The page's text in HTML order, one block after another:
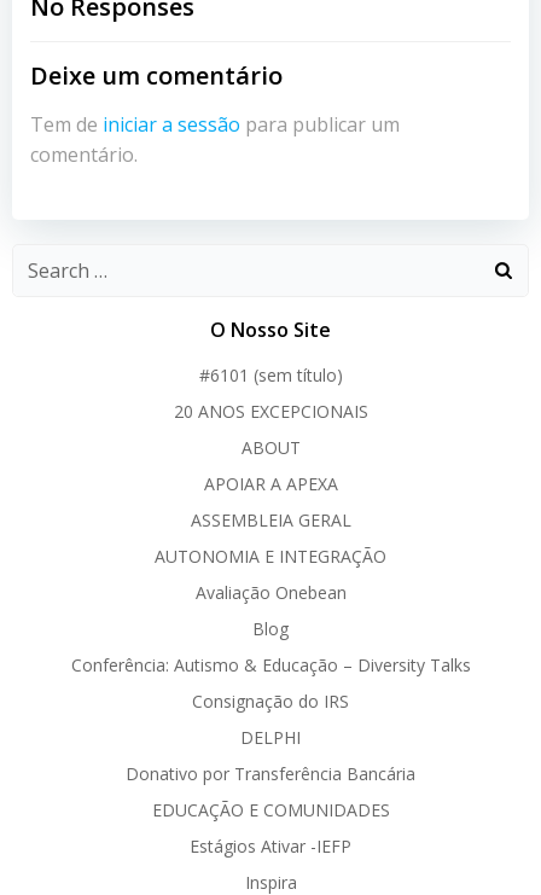
navigation
No Responses
Deixe um comentário
Tem de iniciar a sessão para publicar um
comentário.
O Nosso Site
#6101 (sem título)
20 ANOS EXCEPCIONAIS
ABOUT
APOIAR A APEXA
ASSEMBLEIA GERAL
AUTONOMIA E INTEGRAÇÃO
Avaliação Onebean
Blog
Conferência: Autismo & Educação – Diversity Talks
Consignação do IRS
DELPHI
Donativo por Transferência Bancária
EDUCAÇÃO E COMUNIDADES
Estágios Ativar -IEFP
Inspira